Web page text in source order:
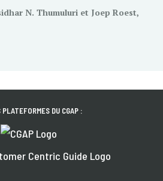
N. Thumuluri et Joep Roest,
DU CGAP :